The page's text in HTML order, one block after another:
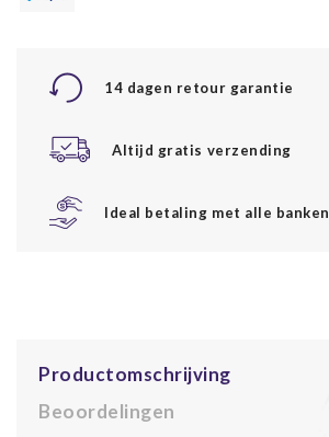
14 dagen retour garantie
Altijd gratis verzending
Ideal betaling met alle banken
Productomschrijving
Beoordelingen